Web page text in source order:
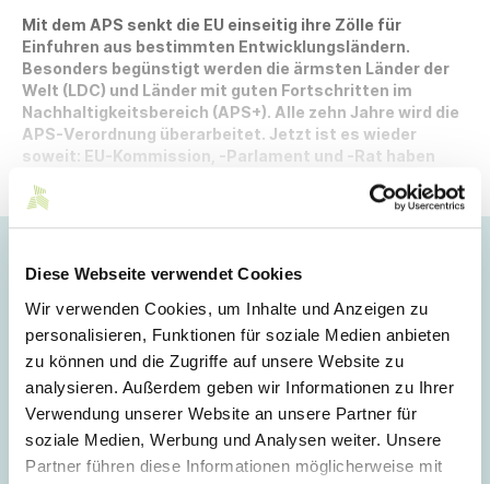
Diese Webseite verwendet Cookies
Wir verwenden Cookies, um Inhalte und Anzeigen zu
personalisieren, Funktionen für soziale Medien anbieten
zu können und die Zugriffe auf unsere Website zu
analysieren. Außerdem geben wir Informationen zu Ihrer
Verwendung unserer Website an unsere Partner für
soziale Medien, Werbung und Analysen weiter. Unsere
Partner führen diese Informationen möglicherweise mit
Mit dem APS senkt die EU einseitig ihre Zölle für
Einfuhren aus bestimmten Entwicklungsländern.
Besonders begünstigt werden die ärmsten Länder der
Welt (LDC) und Länder mit guten Fortschritten im
Nachhaltigkeitsbereich (APS+). Alle zehn Jahre wird die
APS-Verordnung überarbeitet. Jetzt ist es wieder
soweit: EU-Kommission, -Parlament und -Rat haben
gemeinsame Linie verständigt.
Hoppla!
Dieser Artikel ist nur für Mitglieder sichtbar.
Login
E-Mail